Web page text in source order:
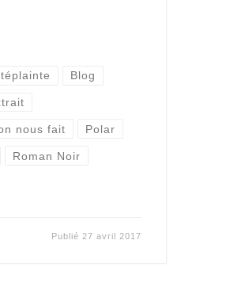
Blog
nous fait Polar
Roman Noir
Publié 27 avril 2017